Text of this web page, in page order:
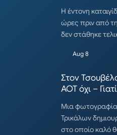
Η έντονη
ώρες πριν από
δεν στάθηκε
Aug 8
Στον
ΑΟΤ όχι –
Μια φωτογραφία
Τρικάλων
στο οποίο καλό